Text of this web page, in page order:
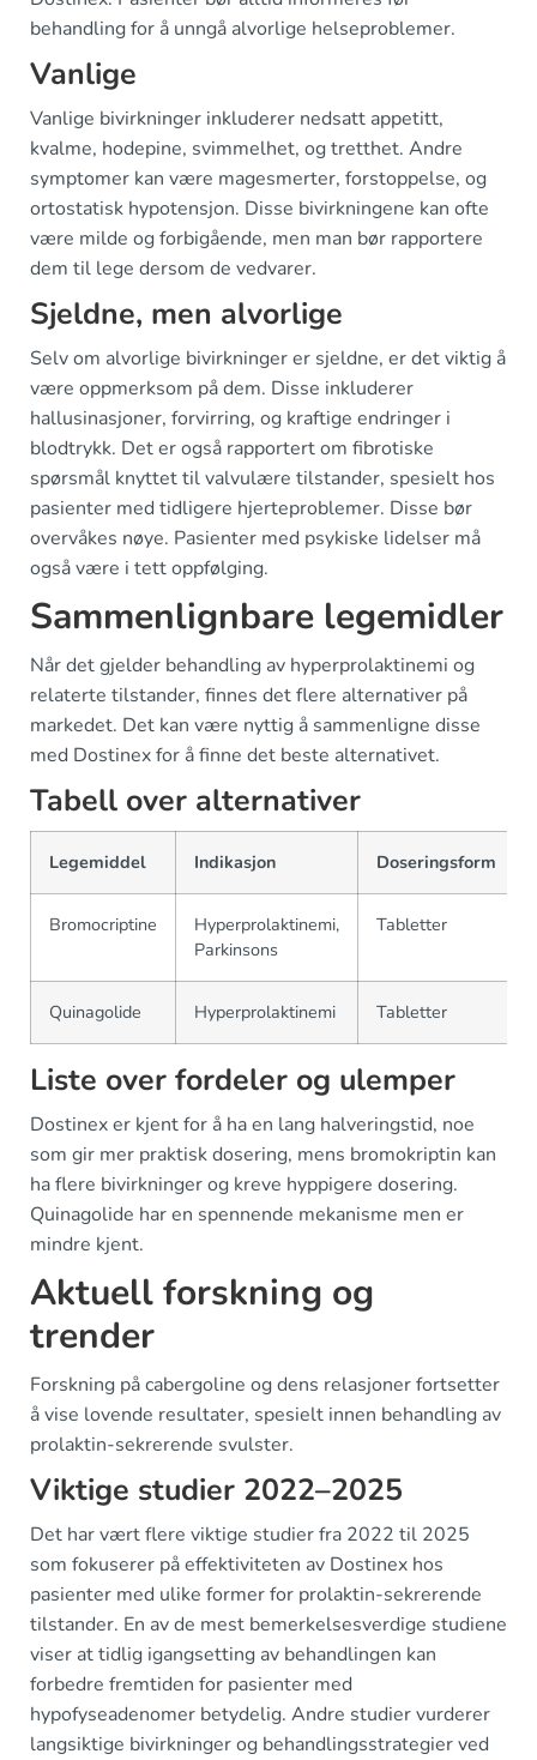
behandling for å unngå alvorlige helseproblemer.
Vanlige
Vanlige bivirkninger inkluderer nedsatt appetitt,
kvalme, hodepine, svimmelhet, og tretthet. Andre
symptomer kan være magesmerter, forstoppelse, og
ortostatisk hypotensjon. Disse bivirkningene kan ofte
være milde og forbigående, men man bør rapportere
dem til lege dersom de vedvarer.
Sjeldne, men alvorlige
Selv om alvorlige bivirkninger er sjeldne, er det viktig å
være oppmerksom på dem. Disse inkluderer
hallusinasjoner, forvirring, og kraftige endringer i
blodtrykk. Det er også rapportert om fibrotiske
spørsmål knyttet til valvulære tilstander, spesielt hos
pasienter med tidligere hjerteproblemer. Disse bør
overvåkes nøye. Pasienter med psykiske lidelser må
også være i tett oppfølging.
Sammenlignbare legemidler
Når det gjelder behandling av hyperprolaktinemi og
relaterte tilstander, finnes det flere alternativer på
markedet. Det kan være nyttig å sammenligne disse
med Dostinex for å finne det beste alternativet.
Tabell over alternativer
Legemiddel Indikasjon Doseringsform
Bromocriptine
Hyperprolaktinemi,
Parkinsons
Tabletter
Quinagolide Hyperprolaktinemi Tabletter
Liste over fordeler og ulemper
Dostinex er kjent for å ha en lang halveringstid, noe
som gir mer praktisk dosering, mens bromokriptin kan
ha flere bivirkninger og kreve hyppigere dosering.
Quinagolide har en spennende mekanisme men er
mindre kjent.
Aktuell forskning og
trender
Forskning på cabergoline og dens relasjoner fortsetter
å vise lovende resultater, spesielt innen behandling av
prolaktin-sekrerende svulster.
Viktige studier 2022–2025
Det har vært flere viktige studier fra 2022 til 2025
som fokuserer på effektiviteten av Dostinex hos
pasienter med ulike former for prolaktin-sekrerende
tilstander. En av de mest bemerkelsesverdige studiene
viser at tidlig igangsetting av behandlingen kan
forbedre fremtiden for pasienter med
hypofyseadenomer betydelig. Andre studier vurderer
langsiktige bivirkninger og behandlingsstrategier ved